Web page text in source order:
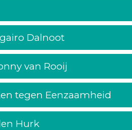
Dalnoot
van Rooij
tegen Eenzaamheid
Hurk